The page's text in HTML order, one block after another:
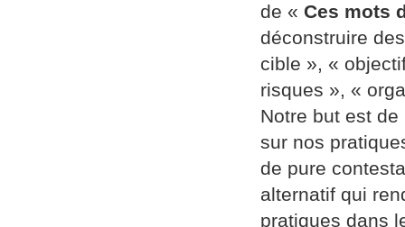
de « Ces mots
déconstruire
cible », «
risques », «
Notre but est de
sur nos
de pure
alternatif qui
pratiques dans